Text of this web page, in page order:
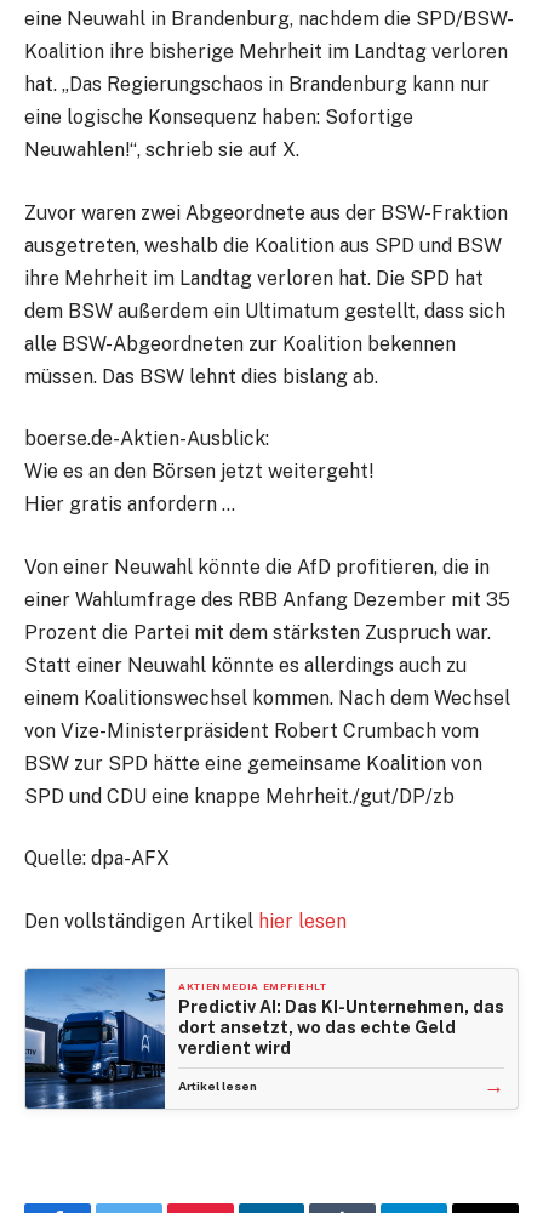
eine Neuwahl in Brandenburg, nachdem die SPD/BSW-
Koalition ihre bisherige Mehrheit im Landtag verloren
hat. „Das Regierungschaos in Brandenburg kann nur
eine logische Konsequenz haben: Sofortige
Neuwahlen!“, schrieb sie auf X.
Zuvor waren zwei Abgeordnete aus der BSW-Fraktion
ausgetreten, weshalb die Koalition aus SPD und BSW
ihre Mehrheit im Landtag verloren hat. Die SPD hat
dem BSW außerdem ein Ultimatum gestellt, dass sich
alle BSW-Abgeordneten zur Koalition bekennen
müssen. Das BSW lehnt dies bislang ab.
boerse.de-Aktien-Ausblick:
Wie es an den Börsen jetzt weitergeht!
Hier gratis anfordern …
Von einer Neuwahl könnte die AfD profitieren, die in
einer Wahlumfrage des RBB Anfang Dezember mit 35
Prozent die Partei mit dem stärksten Zuspruch war.
Statt einer Neuwahl könnte es allerdings auch zu
einem Koalitionswechsel kommen. Nach dem Wechsel
von Vize-Ministerpräsident Robert Crumbach vom
BSW zur SPD hätte eine gemeinsame Koalition von
SPD und CDU eine knappe Mehrheit./gut/DP/zb
Quelle: dpa-AFX
Den vollständigen Artikel hier lesen
AKTIENMEDIA EMPFIEHLT
Predictiv AI: Das KI-Unternehmen, das
dort ansetzt, wo das echte Geld
verdient wird
Artikel lesen →